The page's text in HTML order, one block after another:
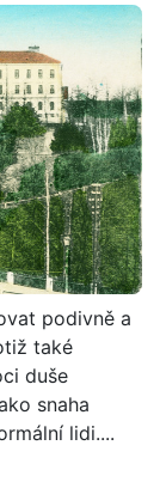
podivně a
také
duše
snaha
lidi....